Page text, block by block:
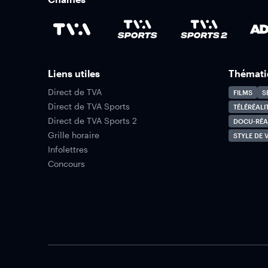
Liens utiles
Direct de TVA
Direct de TVA Sports
Direct de TVA Sports 2
Grille horaire
Infolettres
Concours
FILMS
DOCU-
STYLE DE